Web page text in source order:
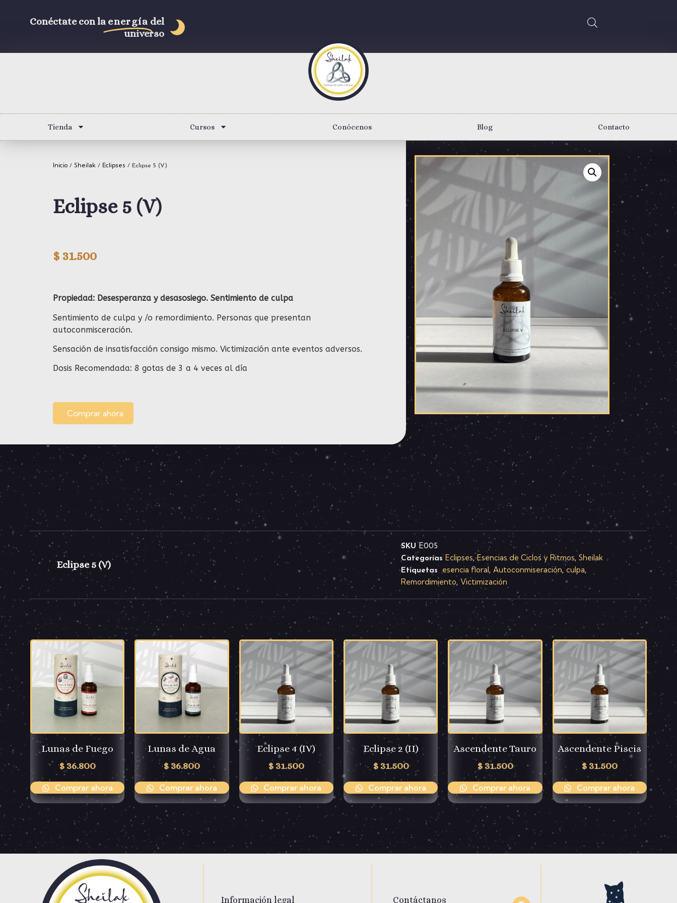
Conéctate con la energía del
universo
Tienda Cursos Conócenos Blog Contacto
Inicio/ Sheilak/ Eclipses / Eclipse 5 (V)
Eclipse 5 (V)
$31.500
Propiedad: Desesperanza y desasosiego. Sentimiento de culpa
Sentimiento de culpa y /o remordimiento. Personas que presentan
autoconmisceración.
Sensación de insatisfacción consigo mismo. Victimización ante eventos adversos.
Dosis Recomendada: 8 gotas de 3 a 4 veces al día
Comprar ahora
Eclipse 5 (V)
SKU E005
Categorías Eclipses,Esencias de Ciclos y Ritmos, Sheilak
Etiquetas esencia floral, Autoconmiseración, culpa,
Remordimiento, Victimización
Lunas de Fuego
$36.800
Comprar ahora
Lunas de Agua
$ 36.800
Comprar ahora
Eclipse 4 (IV)
$ 31.500
Comprar ahora
Eclipse 2 (II)
$31.500
Comprar ahora
Ascendente Tauro
$31.500
Comprar ahora
Ascendente Piscis
$ 31.500
Comprar ahora
Información legal Contáctanos